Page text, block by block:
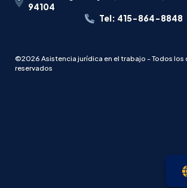
94104
Tel: 415-864-8848
©2026 Asistencia jurídica en el trabajo - Todos los
reservados